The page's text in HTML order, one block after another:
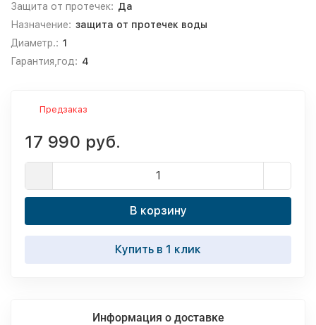
Защита от протечек: Да
Назначение: защита от протечек воды
Диаметр.: 1
Гарантия,год: 4
Предзаказ
17 990 руб.
В корзину
Купить в 1 клик
Информация о доставке